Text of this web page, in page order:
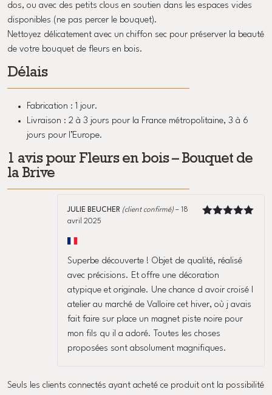
dos, ou avec des petits clous en soutien dans les espaces vides
disponibles (ne pas percer le bouquet).
Nettoyez délicatement avec un chiffon sec pour préserver la beauté
de votre bouquet de fleurs en bois.
Délais
Fabrication : 1 jour.
Livraison : 2 à 3 jours pour la France métropolitaine, 3 à 6
jours pour l’Europe.
1 avis pour Fleurs en bois – Bouquet de
la Brive
JULIE BEUCHER (client confirmé) – 18
avril 2025
Superbe découverte ! Objet de qualité, réalisé
avec précisions. Et offre une décoration
atypique et originale. Une chance d avoir croisé l
atelier au marché de Valloire cet hiver, où j avais
fait faire sur place un magnet piste noire pour
mon fils qu il a adoré. Toutes les choses
proposées sont absolument magnifiques.
Seuls les clients connectés ayant acheté ce produit ont la possibilité